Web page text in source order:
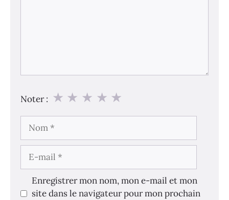
Noter : ★
★
★
★
★
Nom
E-
mail
Enregistrer mon nom, mon e-mail et mon
site dans le navigateur pour mon prochain